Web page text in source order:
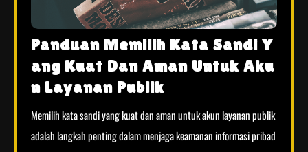
Panduan Memilih Kata Sandi Y
ang Kuat Dan Aman Untuk Aku
n Layanan Publik
Memilih kata sandi yang kuat dan aman untuk akun layanan publik
adalah langkah penting dalam menjaga keamanan informasi pribad